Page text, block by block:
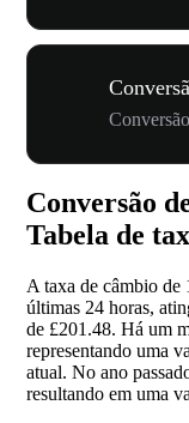
Conversão
Tabela de
A taxa de câmbio
últimas 24 horas,
de £201.48. Há um
representando uma
atual. No ano
resultando em uma